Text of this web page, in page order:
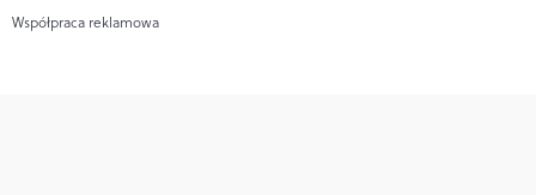
Współpraca reklamowa